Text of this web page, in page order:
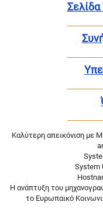
Καλύτερη απεικόνιση με
System
Η ανάπτυξη του
το Ευρωπαικό